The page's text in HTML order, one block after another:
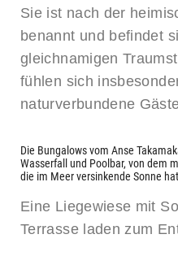
Sie ist nach der
benannt und befindet
gleichnamigen
fühlen sich
naturverbundene
Die Bungalows vom Anse
Wasserfall und Poolbar, von dem
die im Meer versinkende Sonne
Eine Liegewiese mit
Terrasse laden zum